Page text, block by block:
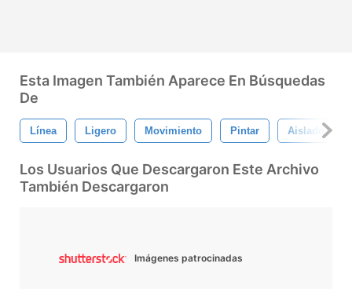
Esta Imagen También Aparece En Búsquedas
De
Línea Ligero Movimiento Pintar Aislado
Los Usuarios Que Descargaron Este Archivo
También Descargaron
Imágenes patrocinadas